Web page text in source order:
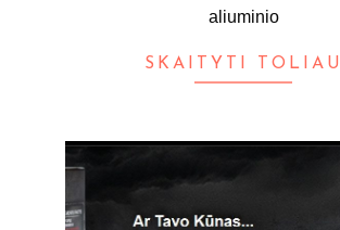
aliuminio
SKAITYTI TOLIAU